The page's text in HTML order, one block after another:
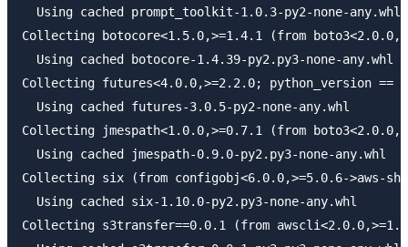
  Using cached prompt_toolkit-1.0.3-py2-none-any.whl
Collecting botocore<1.5.0,>=1.4.1 (from
  Using cached botocore-1.4.39-py2.py3-none-any.whl
Collecting futures<4.0.0,>=2.2.0; python_version ==
  Using cached futures-3.0.5-py2-none-any.whl
Collecting jmespath<1.0.0,>=0.7.1 (from
  Using cached jmespath-0.9.0-py2.py3-none-any.whl
Collecting six (from configobj<6.0.0,>=5.0.6->aws-
  Using cached six-1.10.0-py2.py3-none-any.whl
Collecting s3transfer==0.0.1 (from